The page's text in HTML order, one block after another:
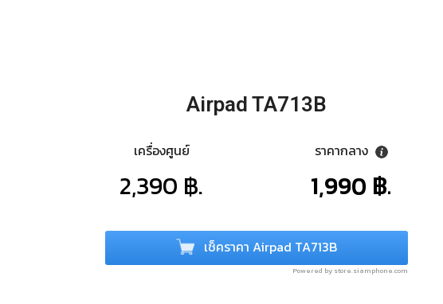
Airpad TA713B
เครื่องศูนย์
2,390 ฿.
ราคากลาง
1,990 ฿.
เช็คราคา Airpad TA713B
Powered by store.siamphone.com